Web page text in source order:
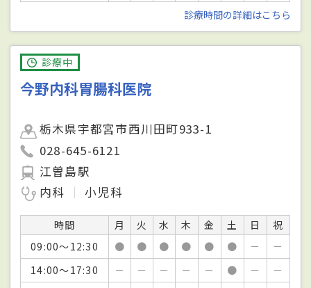
診療時間の詳細はこちら
診療中
今野内科胃腸科医院
栃木県宇都宮市西川田町933-1
028-645-6121
江曽島駅
内科
小児科
時間 月 火 水 木 金 土 日
祝
09:00～12:30
● ● ● ● ● ● －
－
14:00～17:30
－ － － － － ● －
－